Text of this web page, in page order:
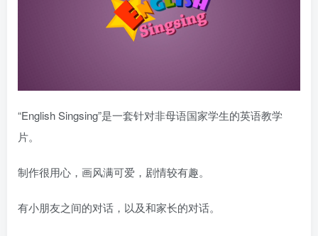
“English Singsing”是一套针对非母语国家学生的英语教学
片。
制作很用心，画风满可爱，剧情较有趣。
有小朋友之间的对话，以及和家长的对话。